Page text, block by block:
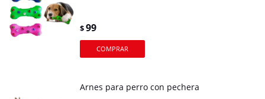
$99
Arnes para perro con pechera